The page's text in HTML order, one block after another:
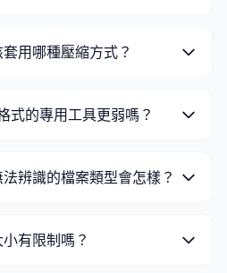
用哪種壓縮方式？
式的專用工具更弱嗎？
辨識的檔案類型會怎樣？
有限制嗎？